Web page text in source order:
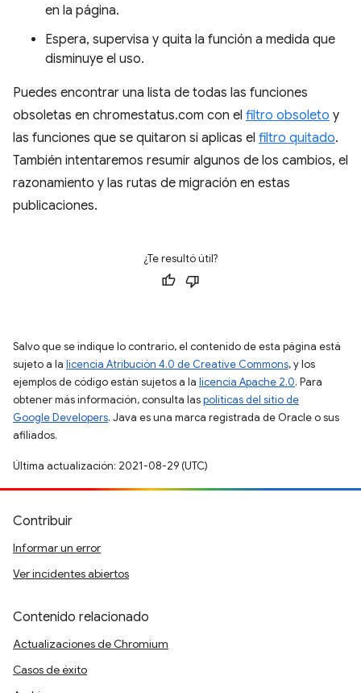
en la página.
Espera, supervisa y quita la función a medida que
disminuye el uso.
Puedes encontrar una lista de todas las funciones
obsoletas en chromestatus.com con el filtro obsoleto y
las funciones que se quitaron si aplicas el filtro quitado.
También intentaremos resumir algunos de los cambios, el
razonamiento y las rutas de migración en estas
publicaciones.
¿Te resultó útil?
Salvo que se indique lo contrario, el contenido de esta página está
sujeto a la licencia Atribución 4.0 de Creative Commons, y los
ejemplos de código están sujetos a la licencia Apache 2.0. Para
obtener más información, consulta laspolíticas del sitio de
Google Developers. Java es una marca registrada de Oracle o sus
afiliados.
Última actualización: 2021-08-29 (UTC)
Contribuir
Informar un error
Ver incidentes abiertos
Contenido relacionado
Actualizaciones de Chromium
Casos de éxito